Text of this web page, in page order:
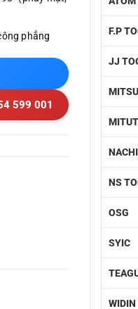
F.P
JJ
NACHI
NS
OSG
SYIC
WIDIN
phẳng
599 001